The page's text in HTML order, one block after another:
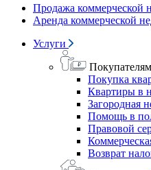
Продажа коммерческой
Аренда коммерческой
Услуги
Покупателям
Покупка
Квартиры в
Загородная
Помощь в
Правовой
Возврат